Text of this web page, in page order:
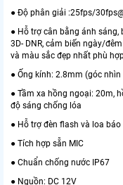
● Độ phân giải :25fps/
● Hỗ trợ cân bằng ánh sáng,
3D- DNR, cảm biến ngày/
và màu sắc đẹp nhất phù
● Ống kính: 2.8mm (góc nhìn
● Tầm xa hồng ngoại: 20m,
độ sáng chống lóa
● Hỗ trợ đèn flash và loa báo
● Tích hợp sẵn MIC
● Chuẩn chống nước IP67
● Nguồn: DC 12V